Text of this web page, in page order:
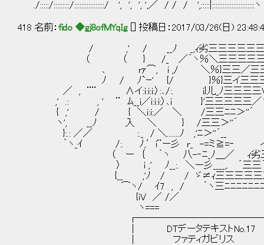
./:::::/:::::::::/:::::::::::::::::/ ', ', ', ',／ / / / ',:::::|::::::::::::::::::::::::ヽ
418 名前： fido ◆gj8ofMYqIg [] 投稿日：2017/03/26(日)
/ ,' / __ﾉ _,ｨ劣三三三三三三三三三／
（ （ } /_ ／｀ヽ％＼三三三三三三三_/三
､ rｧ⌒, i ,/ ＼％}三三／三三三／三三三
ﾉ / ﾉ`ｰ' {/ }％}三イ三三三／三三
／ , ¨¨ ∧イ:i:i:i:〉:､/:. i}儿_ﾉ三三三
,' .: , ' ¨ ﾑ__i／i:i:i:〉､i }'三三三三三／ヽ
{ ,' / { ＼i:i:／ ＼ /三三ﾆﾆ＞''´ ヽ％i}三
ヽ', __ﾉ 入 ＼ } /三三＞''´ i}
}:.: ／／ :._ / ＼.......ﾉ ,'ﾆ＞''´__ 儿
｀ヽ_ｲ /:. ﾉ,′i¨ー彡 r_ -=ミ≧=‐ イ≡
（ ー ｛ ｀ヽ 八-‐ﾆ_ﾉ＿／ ｨ劣三
〉 i ,' ﾉ__:. ＼ー彡____,. ´三三｀ヽ
{__ ,'ﾉ / / ゞ≠ｨ三三三三三三}
⌒ヽ/ ｲ7 , / ｀ヽ三ﾆﾆﾆﾆﾆﾆﾆ=ﾉ
{iV ／ /／
ヽ===
│ DTデータテキスト
│ ファティガビ